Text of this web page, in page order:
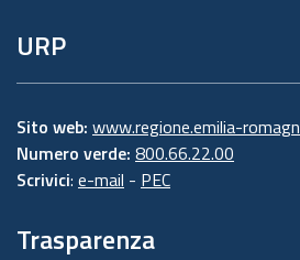
URP
Sito web: www.regione.emilia-
Numero verde: 800.66.22.00
Scrivici: e-mail - PEC
Trasparenza